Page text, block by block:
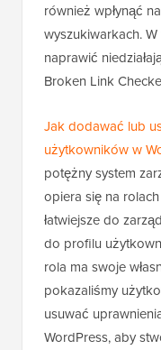
również wpłynąć
wyszukiwarkach.
naprawić
Broken Link
Jak dodawać lub
użytkowników w
potężny system
opiera się na
łatwiejsze do
do profilu
rola ma swoje
pokazaliśmy
usuwać
WordPress, aby